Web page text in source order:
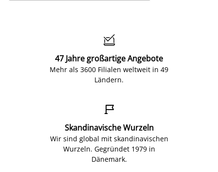

47 Jahre großartige Angebote
Mehr als 3600 Filialen weltweit in 49
Ländern.

Skandinavische Wurzeln
Wir sind global mit skandinavischen
Wurzeln. Gegründet 1979 in
Dänemark.